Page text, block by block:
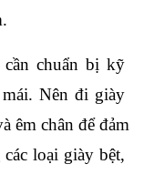
chuẩn bị kỹ
Nên đi giày
êm chân để đảm
loại giày bệt,